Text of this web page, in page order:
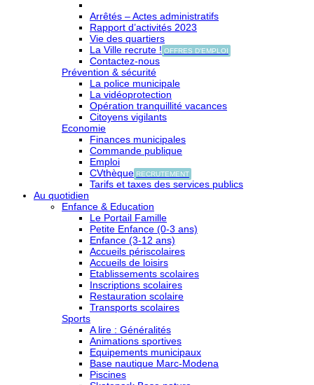
Arrêtés – Actes administratifs
Rapport d’activités 2023
Vie des quartiers
La Ville recrute ! OFFRES D'EMPLOI
Contactez-nous
Prévention & sécurité
La police municipale
La vidéoprotection
Opération tranquillité vacances
Citoyens vigilants
Economie
Finances municipales
Commande publique
Emploi
CVthèque RECRUTEMENT
Tarifs et taxes des services publics
Au quotidien
Enfance & Education
Le Portail Famille
Petite Enfance (0-3 ans)
Enfance (3-12 ans)
Accueils périscolaires
Accueils de loisirs
Etablissements scolaires
Inscriptions scolaires
Restauration scolaire
Transports scolaires
Sports
A lire : Généralités
Animations sportives
Equipements municipaux
Base nautique Marc-Modena
Piscines